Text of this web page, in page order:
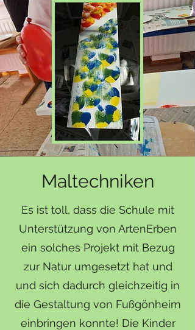
Maltechniken
Es ist toll, dass die Schule mit
Unterstützung von ArtenErben
ein solches Projekt mit Bezug
zur Natur umgesetzt hat und
und sich dadurch gleichzeitig in
die Gestaltung von Fußgönheim
einbringen konnte! Die Kinder